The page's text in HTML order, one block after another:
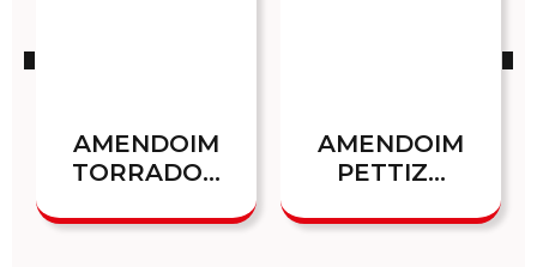
AMENDOIM
TORRADO...
AMENDOIM
PETTIZ...